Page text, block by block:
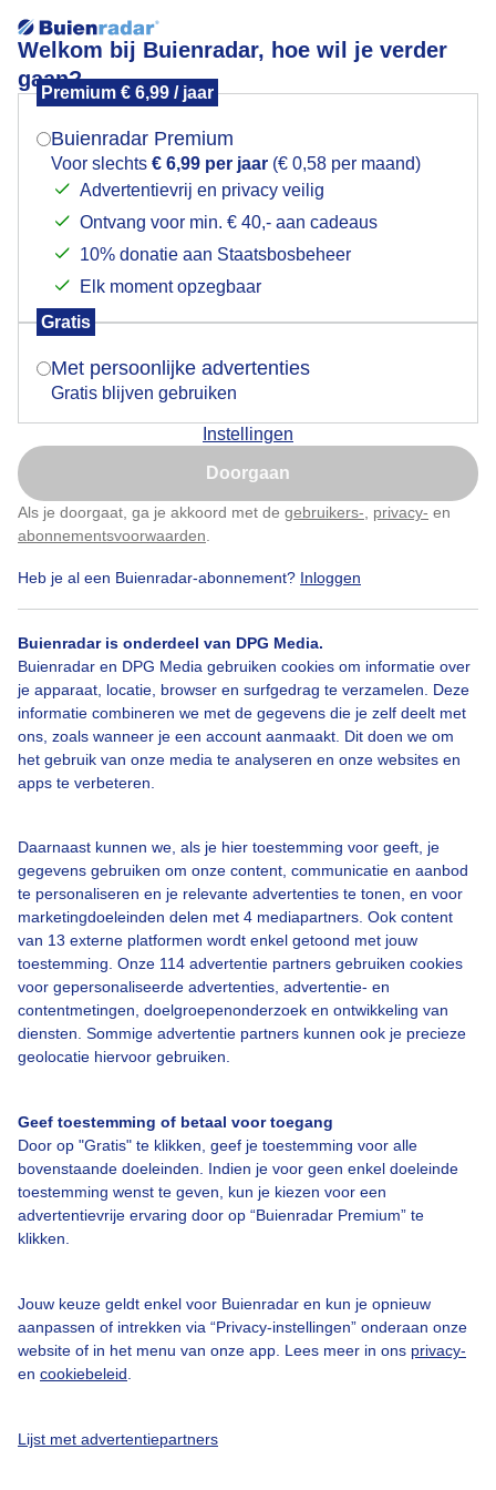
Welkom bij Buienradar, hoe wil je verder
gaan?
Premium € 6,99 / jaar
Buienradar Premium
Voor slechts € 6,99 per jaar (€ 0,58 per maand)
Advertentievrij en privacy veilig
Ontvang voor min. € 40,- aan cadeaus
10% donatie aan Staatsbosbeheer
Elk moment opzegbaar
Gratis
Met persoonlijke advertenties
Gratis blijven gebruiken
Instellingen
Doorgaan
Als je doorgaat, ga je akkoord met de gebruikers- privacy- en
abonnementsvoorwaarden
Heb je al een Buienradar-abonnement? Inloggen
Buienradar is onderdeel van DPG Media.
Buienradar en DPG Media gebruiken cookies om informatie over
je apparaat, locatie, browser en surfgedrag te verzamelen. Deze
informatie combineren we met de gegevens die je zelf deelt met
ons, zoals wanneer je een account aanmaakt. Dit doen we om
het gebruik van onze media te analyseren en onze websites en
apps te verbeteren.
Daarnaast kunnen we, als je hier toestemming voor geeft, je
gegevens gebruiken om onze content, communicatie en aanbod
te personaliseren en je relevante advertenties te tonen, en voor
marketingdoeleinden delen met 4 mediapartners. Ook content
van 13 externe platformen wordt enkel getoond met jouw
toestemming. Onze 114 advertentie partners gebruiken cookies
voor gepersonaliseerde advertenties, advertentie- en
contentmetingen, doelgroepenonderzoek en ontwikkeling van
diensten. Sommige advertentie partners kunnen ook je precieze
geolocatie hiervoor gebruiken.
Geef toestemming of betaal voor toegang
Door op "Gratis" te klikken, geef je toestemming voor alle
bovenstaande doeleinden. Indien je voor geen enkel doeleinde
toestemming wenst te geven, kun je kiezen voor een
advertentievrije ervaring door op “Buienradar Premium” te
klikken.
Jouw keuze geldt enkel voor Buienradar en kun je opnieuw
aanpassen of intrekken via “Privacy-instellingen” onderaan onze
website of in het menu van onze app. Lees meer in ons privacy-
en cookiebeleid
Lijst met advertentiepartners
Wolken
Door: Jolanda Bakker Gemaakt: 14-06-2026, 32x bekeken
Een moment geduld aub...
Over Buienradar
Bedrijfsgegevens
Veelgestelde vragen
Contact
Gebruikersvoorwaarden
Adverteren
Buienradar Team
Privacy beleid
Privacy instellingen
Gratis weerdata
Buienradar
Mogen we je locatie gebruiken voor het
Indien je hier nog geen akkoord op hebt gegeven,
verschijnt er zo een pop-up uit je browser waarin
Is goed, toon de popup
Nu niet, misschien later
Klik hierom dit aan te passen